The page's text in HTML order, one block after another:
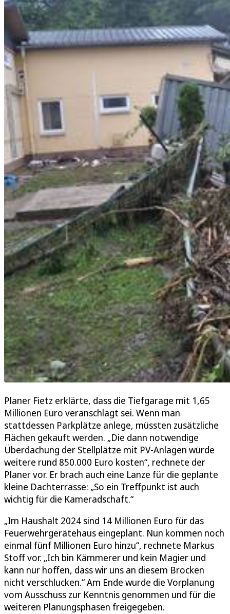
Planer Fietz erklärte, dass die Tiefgarage mit 1,65
Millionen Euro veranschlagt sei. Wenn man
stattdessen Parkplätze anlege, müssten zusätzliche
Flächen gekauft werden. „Die dann notwendige
Überdachung der Stellplätze mit PV-Anlagen würde
weitere rund 850.000 Euro kosten“, rechnete der
Planer vor. Er brach auch eine Lanze für die geplante
kleine Dachterrasse: „So ein Treffpunkt ist auch
wichtig für die Kameradschaft.“
„Im Haushalt 2024 sind 14 Millionen Euro für das
Feuerwehrgerätehaus eingeplant. Nun kommen noch
einmal fünf Millionen Euro hinzu“, rechnete Markus
Stoff vor. „Ich bin Kämmerer und kein Magier und
kann nur hoffen, dass wir uns an diesem Brocken
nicht verschlucken.“ Am Ende wurde die Vorplanung
vom Ausschuss zur Kenntnis genommen und für die
weiteren Planungsphasen freigegeben.